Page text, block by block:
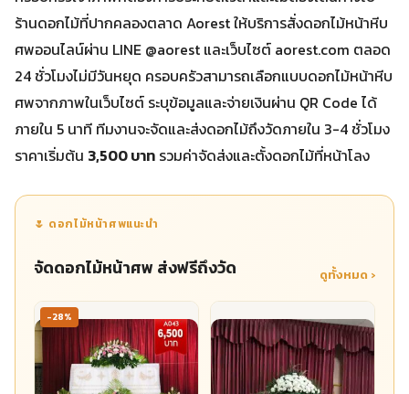
ร้านดอกไม้ที่ปากคลองตลาด Aorest ให้บริการสั่งดอกไม้หน้าหีบ
ศพออนไลน์ผ่าน LINE @aorest และเว็บไซต์ aorest.com ตลอด
24 ชั่วโมงไม่มีวันหยุด ครอบครัวสามารถเลือกแบบดอกไม้หน้าหีบ
ศพจากภาพในเว็บไซต์ ระบุข้อมูลและจ่ายเงินผ่าน QR Code ได้
ภายใน 5 นาที ทีมงานจะจัดและส่งดอกไม้ถึงวัดภายใน 3-4 ชั่วโมง
ราคาเริ่มต้น 3,500 บาท รวมค่าจัดส่งและตั้งดอกไม้ที่หน้าโลง
🌷 ดอกไม้หน้าศพแนะนำ
จัดดอกไม้หน้าศพ ส่งฟรีถึงวัด ดูทั้งหมด ›
-28%